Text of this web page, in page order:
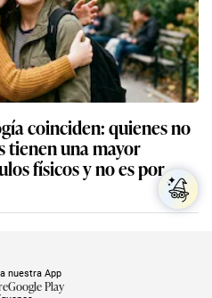
coinciden: quienes no
tienen una mayor
físicos y no es por
nuestra App
Google Play